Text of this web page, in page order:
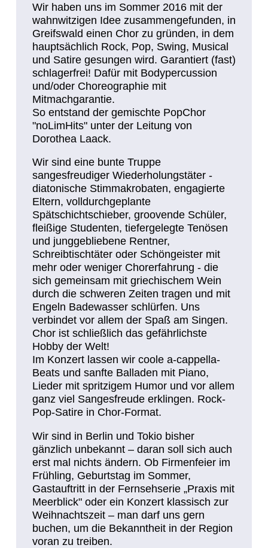
Wir haben uns im Sommer 2016 mit der
wahnwitzigen Idee zusammengefunden, in
Greifswald einen Chor zu gründen, in dem
hauptsächlich Rock, Pop, Swing, Musical
und Satire gesungen wird. Garantiert (fast)
schlagerfrei! Dafür mit Bodypercussion
und/oder Choreographie mit
Mitmachgarantie.
So entstand der gemischte PopChor
"noLimHits" unter der Leitung von
Dorothea Laack.
Wir sind eine bunte Truppe
sangesfreudiger Wiederholungstäter -
diatonische Stimmakrobaten, engagierte
Eltern, volldurchgeplante
Spätschichtschieber, groovende Schüler,
fleißige Studenten, tiefergelegte Tenösen
und junggebliebene Rentner,
Schreibtischtäter oder Schöngeister mit
mehr oder weniger Chorerfahrung - die
sich gemeinsam mit griechischem Wein
durch die schweren Zeiten tragen und mit
Engeln Badewasser schlürfen. Uns
verbindet vor allem der Spaß am Singen.
Chor ist schließlich das gefährlichste
Hobby der Welt!
Im Konzert lassen wir coole a-cappella-
Beats und sanfte Balladen mit Piano,
Lieder mit spritzigem Humor und vor allem
ganz viel Sangesfreude erklingen. Rock-
Pop-Satire in Chor-Format.
Wir sind in Berlin und Tokio bisher
gänzlich unbekannt – daran soll sich auch
erst mal nichts ändern. Ob Firmenfeier im
Frühling, Geburtstag im Sommer,
Gastauftritt in der Fernsehserie „Praxis mit
Meerblick" oder ein Konzert klassisch zur
Weihnachtszeit – man darf uns gern
buchen, um die Bekanntheit in der Region
voran zu treiben.